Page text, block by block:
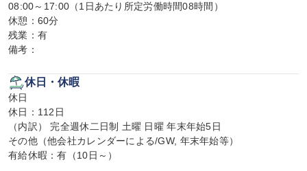
08:00～17:00（1日あたり所定労働時間08時間）
休憩：60分
残業：有
備考：
休日・休暇
休日
休日：112日
（内訳） 完全週休二日制 土曜 日曜 年末年始5日
その他（他会社カレンダーによる/GW, 年末年始等）
有給休暇：有（10日～）